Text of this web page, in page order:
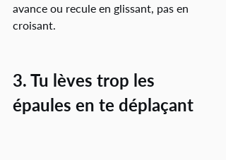
avance ou recule en glissant, pas en
croisant.
3. Tu lèves trop les
épaules en te déplaçant